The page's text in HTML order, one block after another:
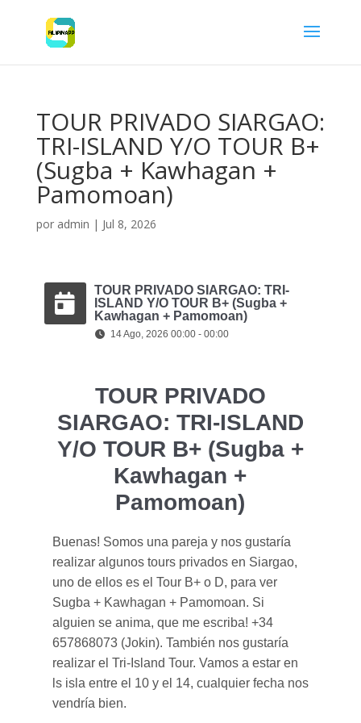
TOUR PRIVADO SIARGAO:
TRI-ISLAND Y/O TOUR B+
(Sugba + Kawhagan +
Pamomoan)
por admin | Jul 8, 2026
TOUR PRIVADO SIARGAO: TRI-
ISLAND Y/O TOUR B+ (Sugba +
Kawhagan + Pamomoan)
14 Ago, 2026 00:00 - 00:00
TOUR PRIVADO
SIARGAO: TRI-ISLAND
Y/O TOUR B+ (Sugba +
Kawhagan +
Pamomoan)
Buenas! Somos una pareja y nos gustaría
realizar algunos tours privados en Siargao,
uno de ellos es el Tour B+ o D, para ver
Sugba + Kawhagan + Pamomoan. Si
alguien se anima, que me escriba! +34
657868073 (Jokin). También nos gustaría
realizar el Tri-Island Tour. Vamos a estar en
ls isla entre el 10 y el 14, cualquier fecha nos
vendría bien.